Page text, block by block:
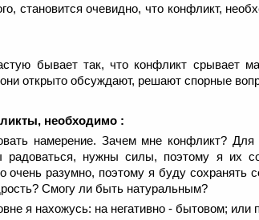
становится очевидно, что конфликт,
бывает так, что конфликт срывает
открыто обсуждают, решают спорные
необходимо :
намерение. Зачем мне конфликт? Для
нужны силы, поэтому я их
разумно, поэтому я буду сохранять
Смогу ли быть натуральным?
я нахожусь: на негативно - бытовом;